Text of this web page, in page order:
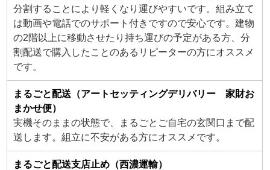
分割することにより軽くなり運びやすいです。組み立て
は動画や電話でのサポート付きですので安心です。建物
の2階以上に移動させたり持ち運びの予定がある方、分
割配送で購入したことのあるリピーターの方にオススメ
です。
まるごと配送（アートセッティングデリバリー 家財お
まかせ便）
実機そのままの状態で、まるごとご自宅の玄関口まで配
送します。組立に不安がある方にオススメです。
まるごと配送支店止め（西濃運輸）